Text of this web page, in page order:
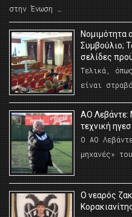
στην Ένωση …
Νομιμότητα
Συμβούλιο;
σελίδες
Τελικά,
είναι
ΑΟ Λεβάντε:
τεχνική
Ο ΑΟ
μηχανές»
O νεαρός